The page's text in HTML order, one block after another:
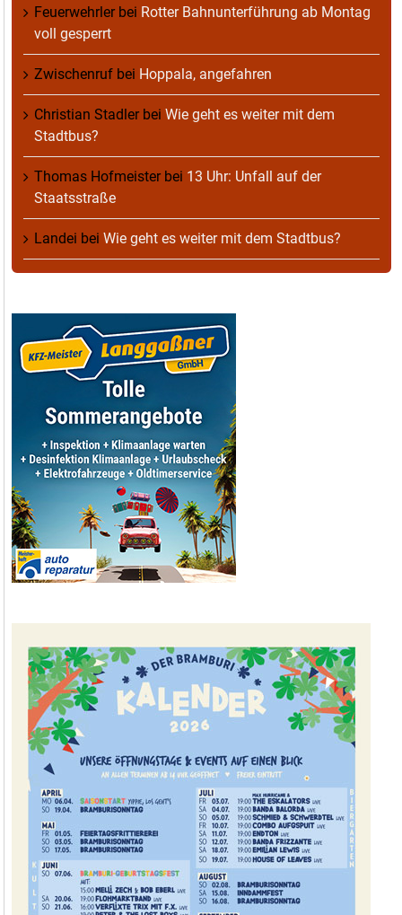
Feuerwehrlerbei Rotter Bahnunterführung ab Montag
voll gesperrt
Zwischenruf bei Hoppala, angefahren
Christian Stadlerbei Wie geht es weiter mit dem
Stadtbus?
Thomas Hofmeisterbei 13 Uhr: Unfall auf der
Staatsstraße
Landei bei Wie geht es weiter mit dem Stadtbus?